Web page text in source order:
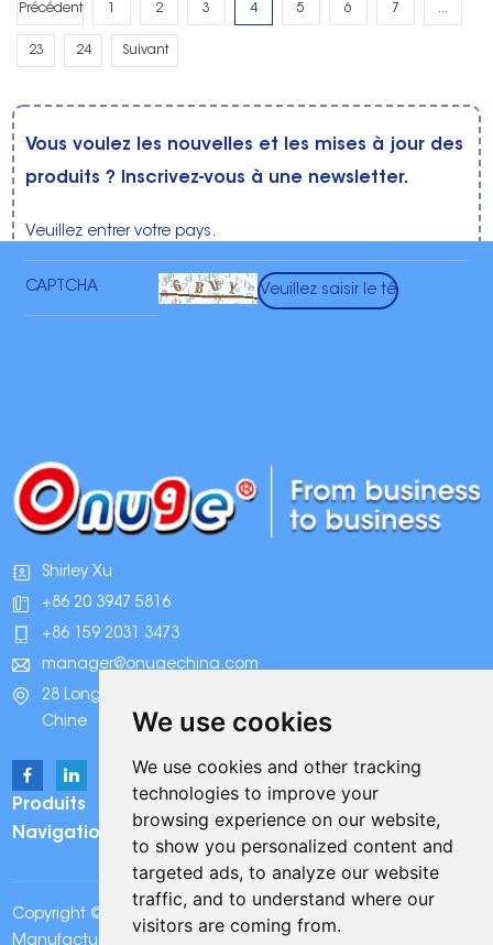
We use cookies
We use cookies and other tracking
technologies to improve your
browsing experience on our website,
to show you personalized content and
targeted ads, to analyze our website
traffic, and to understand where our
visitors are coming from.
Précédent 2 3 4 5 6 7 ...
23 24 Suivant
Vous voulez les nouvelles et les mises à jour des
produits ? Inscrivez-vous à une newsletter.
Shirley Xu
+86 20 3947 5816
+86 159 2031 3473
manager@onugechina.com
28 Longhai Road, parc industriel Xinhua, Guangzhou,
Chine
Produits
Navigation
Copyright © Onuge Personal Care (Guangdong)